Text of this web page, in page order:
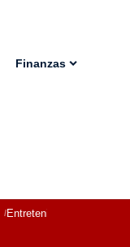
Finanzas
Entretenimiento